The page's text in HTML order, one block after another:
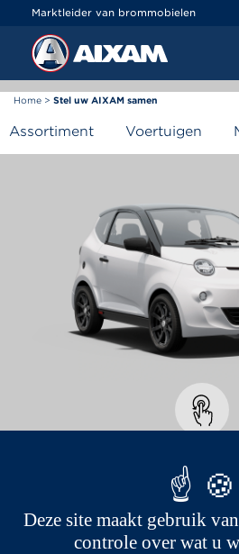
Marktleider van brommobielen
Home > Stel uw AIXAM samen
Stel uw
Assortiment Voertuigen
Wit
Cookies beheer paneel
Deze site maakt gebruik
controle over wat u